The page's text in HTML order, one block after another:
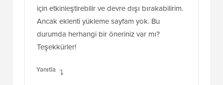
için etkinleştirebilir ve devre dışı bırakabilirim.
Ancak eklenti yükleme sayfam yok. Bu
durumda herhangi bir öneriniz var mı?
Teşekkürler!
Yanıtla